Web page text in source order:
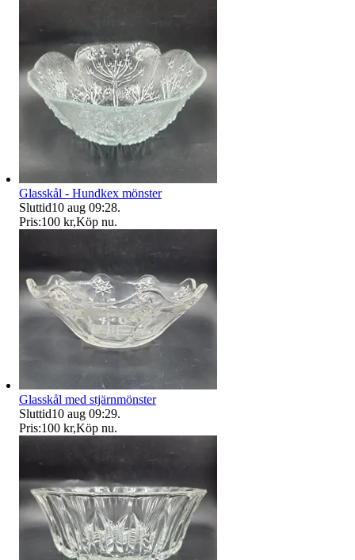
Glasskål - Hundkex mönster
Sluttid10 aug 09:28.
Pris:100 kr,Köp nu.
Glasskål med stjärnmönster
Sluttid10 aug 09:29.
Pris:100 kr,Köp nu.